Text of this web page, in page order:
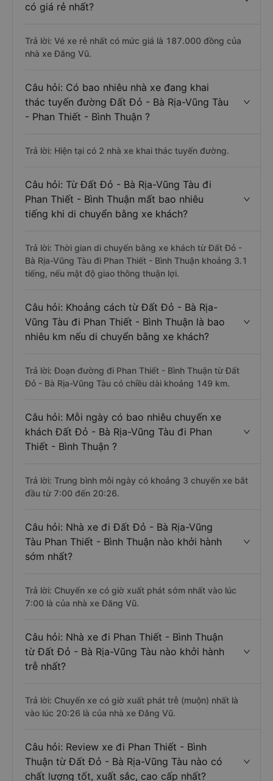
có giá rẻ nhất?
Trả lời: Vé xe rẻ nhất có mức giá là 187.000 đồng của
nhà xe Đăng Vũ.
Câu hỏi: Có bao nhiêu nhà xe đang khai
thác tuyến đường Đất Đỏ - Bà Rịa-Vũng Tàu
- Phan Thiết - Bình Thuận ?
Trả lời: Hiện tại có 2 nhà xe khai thác tuyến đường.
Câu hỏi: Từ Đất Đỏ - Bà Rịa-Vũng Tàu đi
Phan Thiết - Bình Thuận mất bao nhiêu
tiếng khi di chuyển bằng xe khách?
Trả lời: Thời gian di chuyển bằng xe khách từ Đất Đỏ -
Bà Rịa-Vũng Tàu đi Phan Thiết - Bình Thuận khoảng 3.1
tiếng, nếu mật độ giao thông thuận lợi.
Câu hỏi: Khoảng cách từ Đất Đỏ - Bà Rịa-
Vũng Tàu đi Phan Thiết - Bình Thuận là bao
nhiêu km nếu di chuyển bằng xe khách?
Trả lời: Đoạn đường đi Phan Thiết - Bình Thuận từ Đất
Đỏ - Bà Rịa-Vũng Tàu có chiều dài khoảng 149 km.
Câu hỏi: Mỗi ngày có bao nhiêu chuyến xe
khách Đất Đỏ - Bà Rịa-Vũng Tàu đi Phan
Thiết - Bình Thuận ?
Trả lời: Trung bình mỗi ngày có khoảng 3 chuyến xe bắt
đầu từ 7:00 đến 20:26.
Câu hỏi: Nhà xe đi Đất Đỏ - Bà Rịa-Vũng
Tàu Phan Thiết - Bình Thuận nào khởi hành
sớm nhất?
Trả lời: Chuyến xe có giờ xuất phát sớm nhất vào lúc
7:00 là của nhà xe Đăng Vũ.
Câu hỏi: Nhà xe đi Phan Thiết - Bình Thuận
từ Đất Đỏ - Bà Rịa-Vũng Tàu nào khởi hành
trễ nhất?
Trả lời: Chuyến xe có giờ xuất phát trễ (muộn) nhất là
vào lúc 20:26 là của nhà xe Đăng Vũ.
Câu hỏi: Review xe đi Phan Thiết - Bình
Thuận từ Đất Đỏ - Bà Rịa-Vũng Tàu nào có
chất lượng tốt, xuất sắc, cao cấp nhất?